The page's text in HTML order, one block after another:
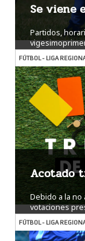
Se viene
Partidos,
más
FÚTBOL - LIGA
Acotado
Debido a la no
votaciones
FÚTBOL - LIGA